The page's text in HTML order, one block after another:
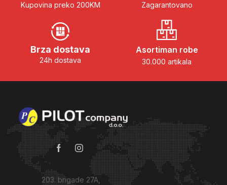
Kupovina preko 200KM Zagarantovano
Brza dostava
24h dostava
Asortiman robe
30.000 artikala
203. brigade 27A,